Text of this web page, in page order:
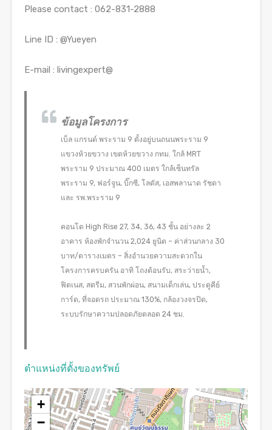
Please contact : 062-831-2888
Line ID : @Yueyen
E-mail : livingexpert@
ข้อมูลโครงการ
เบ็ล แกรนด์ พระราม 9 ตั้งอยู่บนถนนพระราม 9
แขวงห้วยขวาง เขตห้วยขวาง กทม. ใกล้ MRT
พระราม 9 ประมาณ 400 เมตร ใกล้เซ็นทรัล
พระราม 9, ฟอร์จูน, บิ๊กซี, โลตัส, เอสพลานาด รัชดา
และ รพ.พระราม 9
คอนโด High Rise 27, 34, 36, 43 ชั้น อย่างละ 2
อาคาร ห้องพักจำนวน 2,024 ยูนิต – ค่าส่วนกลาง 30
บาท/ตารางเมตร – สิ่งอำนวยความสะดวกใน
โครงการครบครัน อาทิ โถงต้อนรับ, สระว่ายน้ำ,
ฟิตเนส, สตรีม, สวนพักผ่อน, สนามเด็กเล่น, ประตูคีย์
การ์ด, ที่จอดรถ ประมาณ 130%, กล้องวงจรปิด,
ระบบรักษาความปลอดภัยตลอด 24 ชม.
ตำแหน่งที่ตั้งของทรัพย์
+
−